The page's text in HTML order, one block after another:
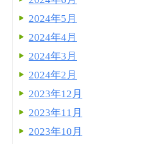
2024年5月
2024年4月
2024年3月
2024年2月
2023年12月
2023年11月
2023年10月